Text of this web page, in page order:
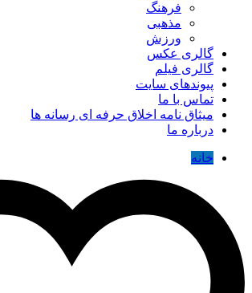
فرهنگ
مذهبی
ورزش
گالری عکس
گالری فیلم
پیوندهای سایت
تماس با ما
میثاق نامه اخلاق حرفه ای رسانه ها
درباره ما
خانه